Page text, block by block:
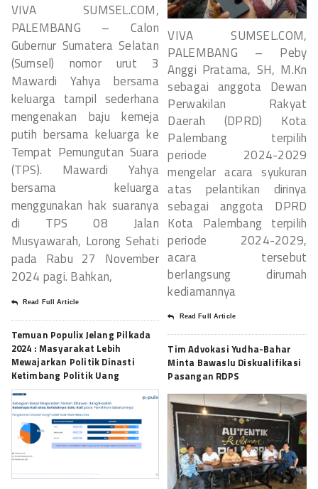
VIVA SUMSEL.COM,
PALEMBANG – Calon
Gubernur Sumatera Selatan
(Sumsel) nomor urut 3
Mawardi Yahya bersama
keluarga tampil sederhana
mengenakan baju kemeja
putih bersama keluarga ke
Tempat Pemungutan Suara
(TPS). Mawardi Yahya
bersama keluarga
menggunakan hak suaranya
di TPS 08 Jalan
Musyawarah, Lorong Sehati
pada Rabu 27 November
2024 pagi. Bahkan,
Read Full Article
Temuan Populix Jelang Pilkada
2024 : Masyarakat Lebih
Mewajarkan Politik Dinasti
Ketimbang Politik Uang
VIVA SUMSEL.COM,
PALEMBANG – Peby
Anggi Pratama, SH, M.Kn
sebagai anggota Dewan
Perwakilan Rakyat
Daerah (DPRD) Kota
Palembang terpilih
periode 2024-2029
mengelar acara syukuran
atas pelantikan dirinya
sebagai anggota DPRD
Kota Palembang terpilih
periode 2024-2029,
acara tersebut
berlangsung dirumah
kediamannya
Read Full Article
Tim Advokasi Yudha-Bahar
Minta Bawaslu Diskualifikasi
Pasangan RDPS